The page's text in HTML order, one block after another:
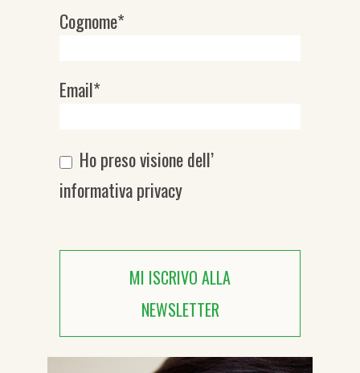
Cognome*
Email*
Ho preso visione dell’
informativa privacy
MI ISCRIVO ALLA
NEWSLETTER